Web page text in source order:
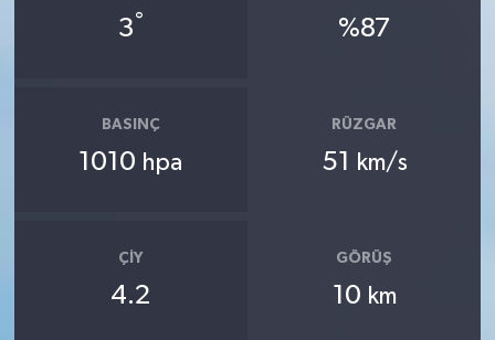
3° %87
BASINÇ
1010 hpa
RÜZGAR
51 km/s
ÇIY
4.2
GÖRÜŞ
10 km